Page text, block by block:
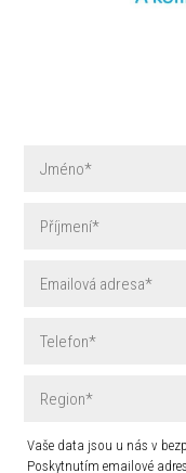
Vaše data jsou u nás v
Poskytnutím emailové